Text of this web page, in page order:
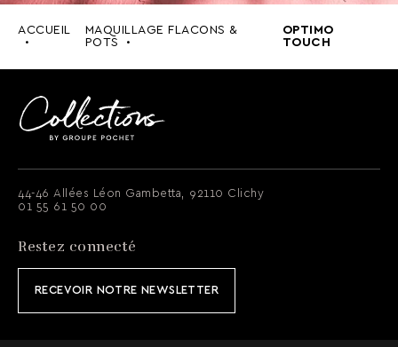
ACCUEIL MAQUILLAGE FLACONS &
POTS
OPTIMO
TOUCH
44-46 Allées Léon Gambetta, 92110 Clichy
01 55 61 50 00
Restez connecté
RECEVOIR NOTRE NEWSLETTER